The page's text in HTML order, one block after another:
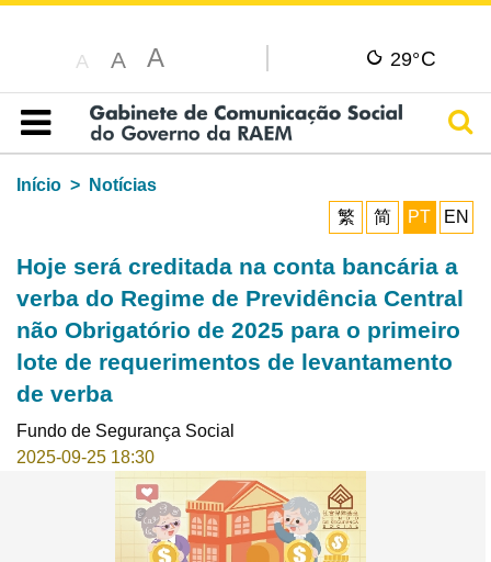
A A A 29°C
Índice
Início
Notícias
繁
简 PT EN
Hoje será creditada na conta bancária a
verba do Regime de Previdência Central
não Obrigatório de 2025 para o primeiro
lote de requerimentos de levantamento
de verba
Fundo de Segurança Social
2025-09-25 18:30